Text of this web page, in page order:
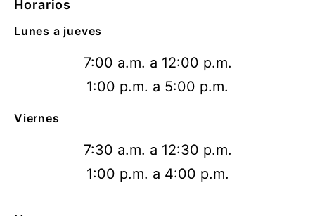
Horarios
Lunes a jueves
7:00 a.m. a 12:00 p.m.
1:00 p.m. a 5:00 p.m.
Viernes
7:30 a.m. a 12:30 p.m.
1:00 p.m. a 4:00 p.m.